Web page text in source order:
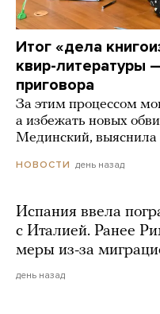
Итог «дела
квир-литературы
приговора
За этим процессом
а избежать новых
Мединский, выяснила
НОВОСТИ день назад
Испания ввела
с Италией. Ранее
меры из-за
день назад